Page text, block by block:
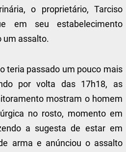
o proprietário, Tarciso
em seu estabelecimento
um assalto.
teria passado um pouco mais
por volta das 17h18, as
mostram o homem
no rosto, momento em
a sugesta de estar em
arma e anúnciou o assalto